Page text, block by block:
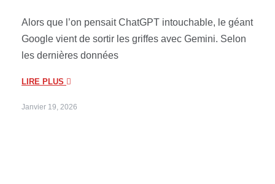
Alors que l’on pensait ChatGPT intouchable, le géant
Google vient de sortir les griffes avec Gemini. Selon
les dernières données
LIRE PLUS
Janvier 19, 2026